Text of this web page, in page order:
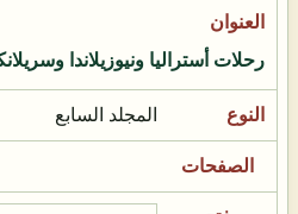
رحلات أستراليا ونيوزيلاندا
المجلد السابع